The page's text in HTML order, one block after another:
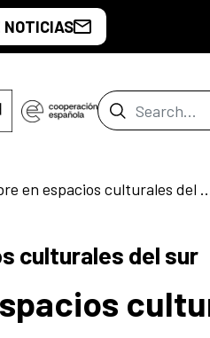
NOTICIAS
Search Bar
Cultura libre en
culturales del sur